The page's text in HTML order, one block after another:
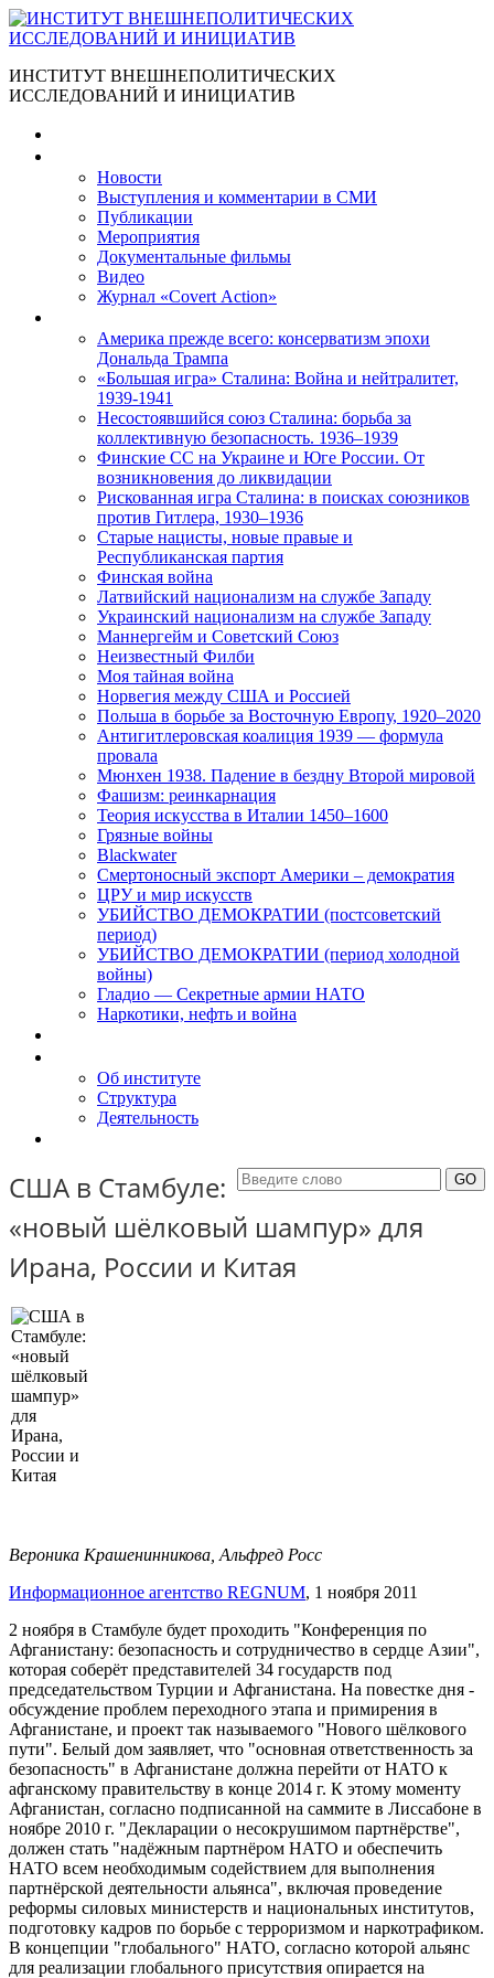
ИНСТИТУТ ВНЕШНЕПОЛИТИЧЕСКИХ
ИССЛЕДОВАНИЙ И ИНИЦИАТИВ
Новости
Выступления и коммента­рии в СМИ
Публикации
Мероприятия
Документальные фильмы
Видео
Журнал «Covert Action»
Америка прежде всего: консерватизм эпохи
Дональда Трампа
«Большая игра» Сталина: Война и нейтралитет,
1939-1941
Несостоявшийся союз Сталина: борьба за
коллективную безопасность. 1936–1939
Финские СС на Украине и Юге России. От
возникновения до ликвидации
Рискованная игра Сталина: в поисках союзников
против Гитлера, 1930–1936
Старые нацисты, новые правые и
Республиканская партия
Финская война
Латвийский национализм на службе Западу
Украинский национализм на службе Западу
Маннергейм и Советский Союз
Неизвестный Филби
Моя тайная война
Норвегия между США и Россией
Польша в борьбе за Восточную Европу, 1920–2020
Антигитлеровская коалиция 1939 — формула
провала
Мюнхен 1938. Падение в бездну Второй мировой
Фашизм: реинкарнация
Теория искусства в Италии 1450–1600
Грязные войны
Blackwater
Смертоносный экспорт Америки – демократия
ЦРУ и мир искусств
УБИЙСТВО ДЕМОКРАТИИ (постсоветский
период)
УБИЙСТВО ДЕМОКРАТИИ (период холодной
войны)
Гладио — Секретные армии НАТО
Наркотики, нефть и война
Об институте
Структура
Деятельность
США в Стамбуле:
«новый шёлковый шампур» для
Ирана, России и Китая
Вероника Крашенинникова, Альфред Росс
Информационное агентство REGNUM, 1 ноября 2011
2 ноября в Стамбуле будет проходить "Конференция по
Афганистану: безопасность и сотрудничество в сердце Азии",
которая соберёт представителей 34 государств под
председательством Турции и Афганистана. На повестке дня -
обсуждение проблем переходного этапа и примирения в
Афганистане, и проект так называемого "Нового шёлкового
пути". Белый дом заявляет, что "основная ответственность за
безопасность" в Афганистане должна перейти от НАТО к
афганскому правительству в конце 2014 г. К этому моменту
Афганистан, согласно подписанной на саммите в Лиссабоне в
ноябре 2010 г. "Декларации о несокрушимом партнёрстве",
должен стать "надёжным партнёром НАТО и обеспечить
НАТО всем необходимым содействием для выполнения
партнёрской деятельности альянса", включая проведение
реформы силовых министерств и национальных институтов,
подготовку кадров по борьбе с терроризмом и наркотрафиком.
В концепции "глобального" НАТО, согласно которой альянс
для реализации глобального присутствия опирается на